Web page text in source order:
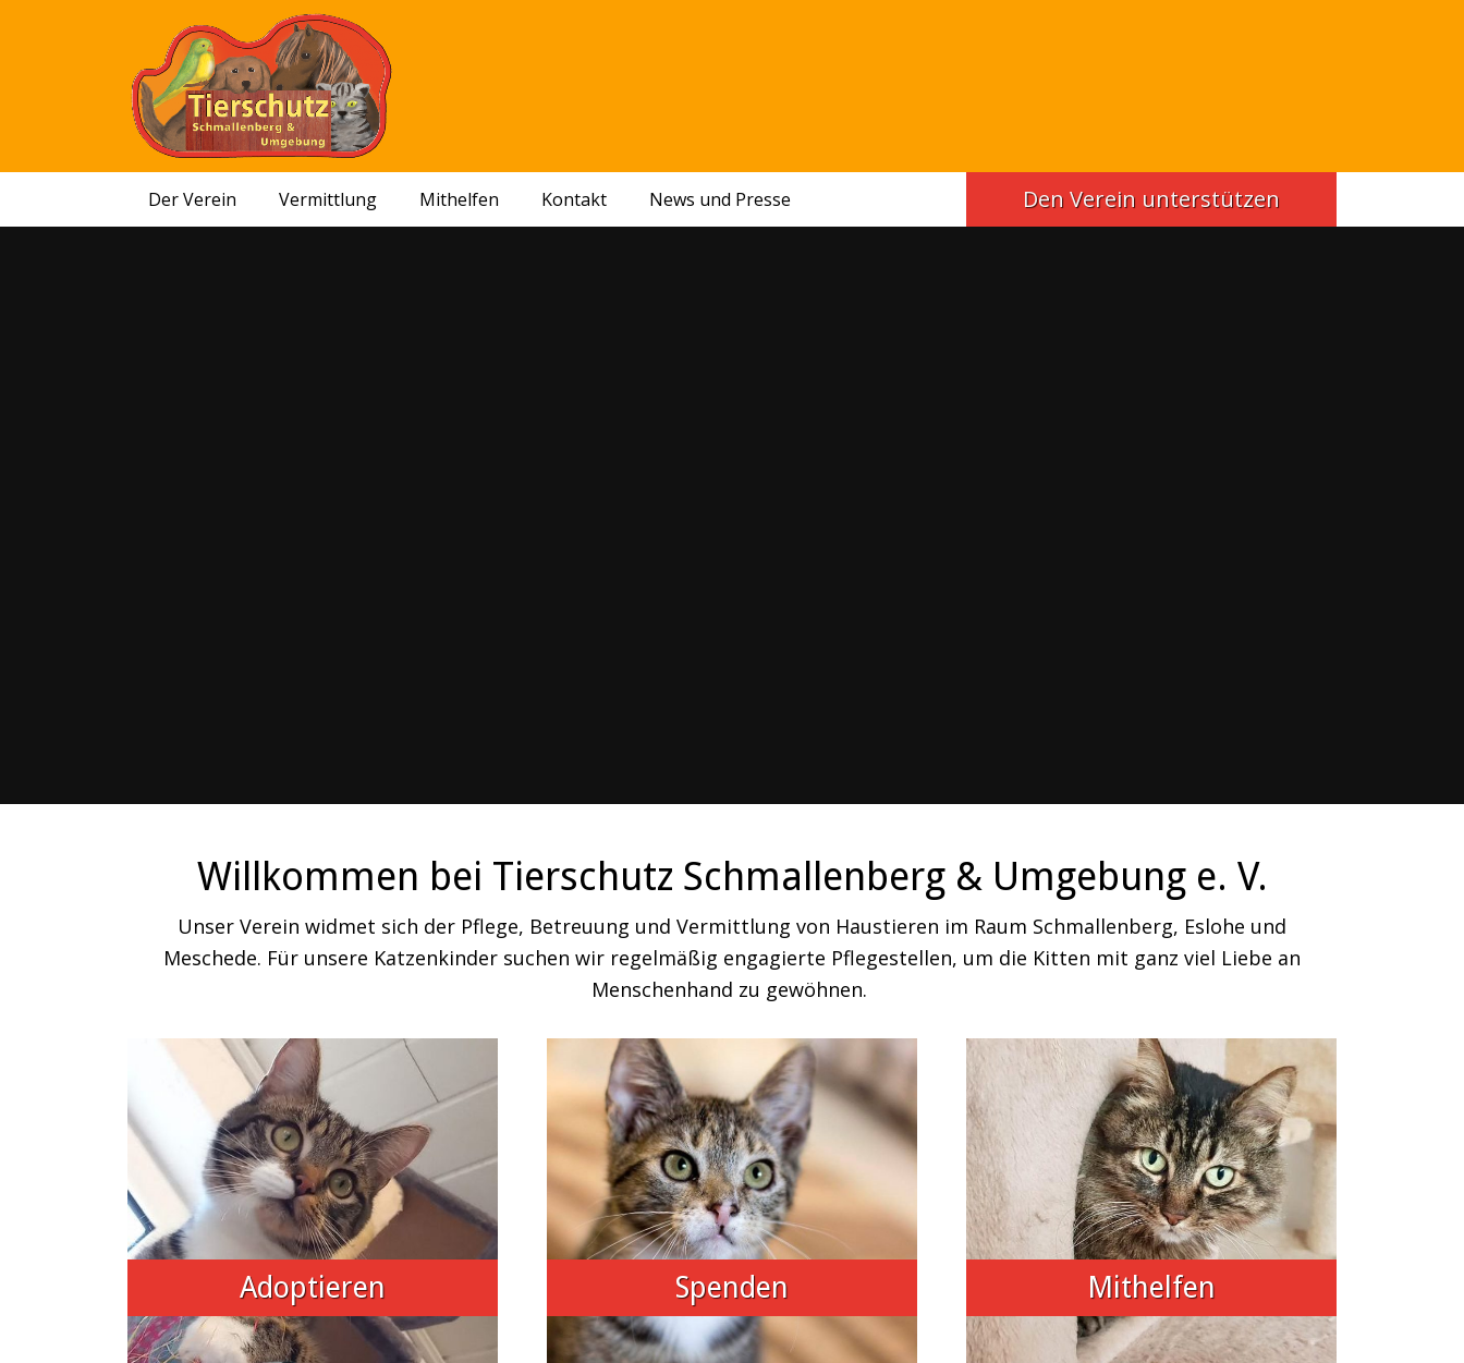
Der Verein Vermittlung Mithelfen Kontakt News und Presse Den Verein unterstützen
Willkommen bei Tierschutz Schmallenberg & Umgebung e. V.
Unser Verein widmet sich der Pflege, Betreuung und Vermittlung von Haustieren im Raum Schmallenberg, Eslohe und
Meschede. Für unsere Katzenkinder suchen wir regelmäßig engagierte Pflegestellen, um die Kitten mit ganz viel Liebe an
Menschenhand zu gewöhnen.
Adoptieren Spenden Mithelfen